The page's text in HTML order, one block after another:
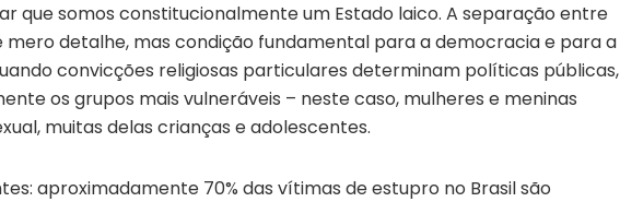
que somos constitucionalmente um Estado laico. A separação entre
mero detalhe, mas condição fundamental para a democracia e para a
convicções religiosas particulares determinam políticas públicas,
os grupos mais vulneráveis – neste caso, mulheres e meninas
muitas delas crianças e adolescentes.
aproximadamente 70% das vítimas de estupro no Brasil são